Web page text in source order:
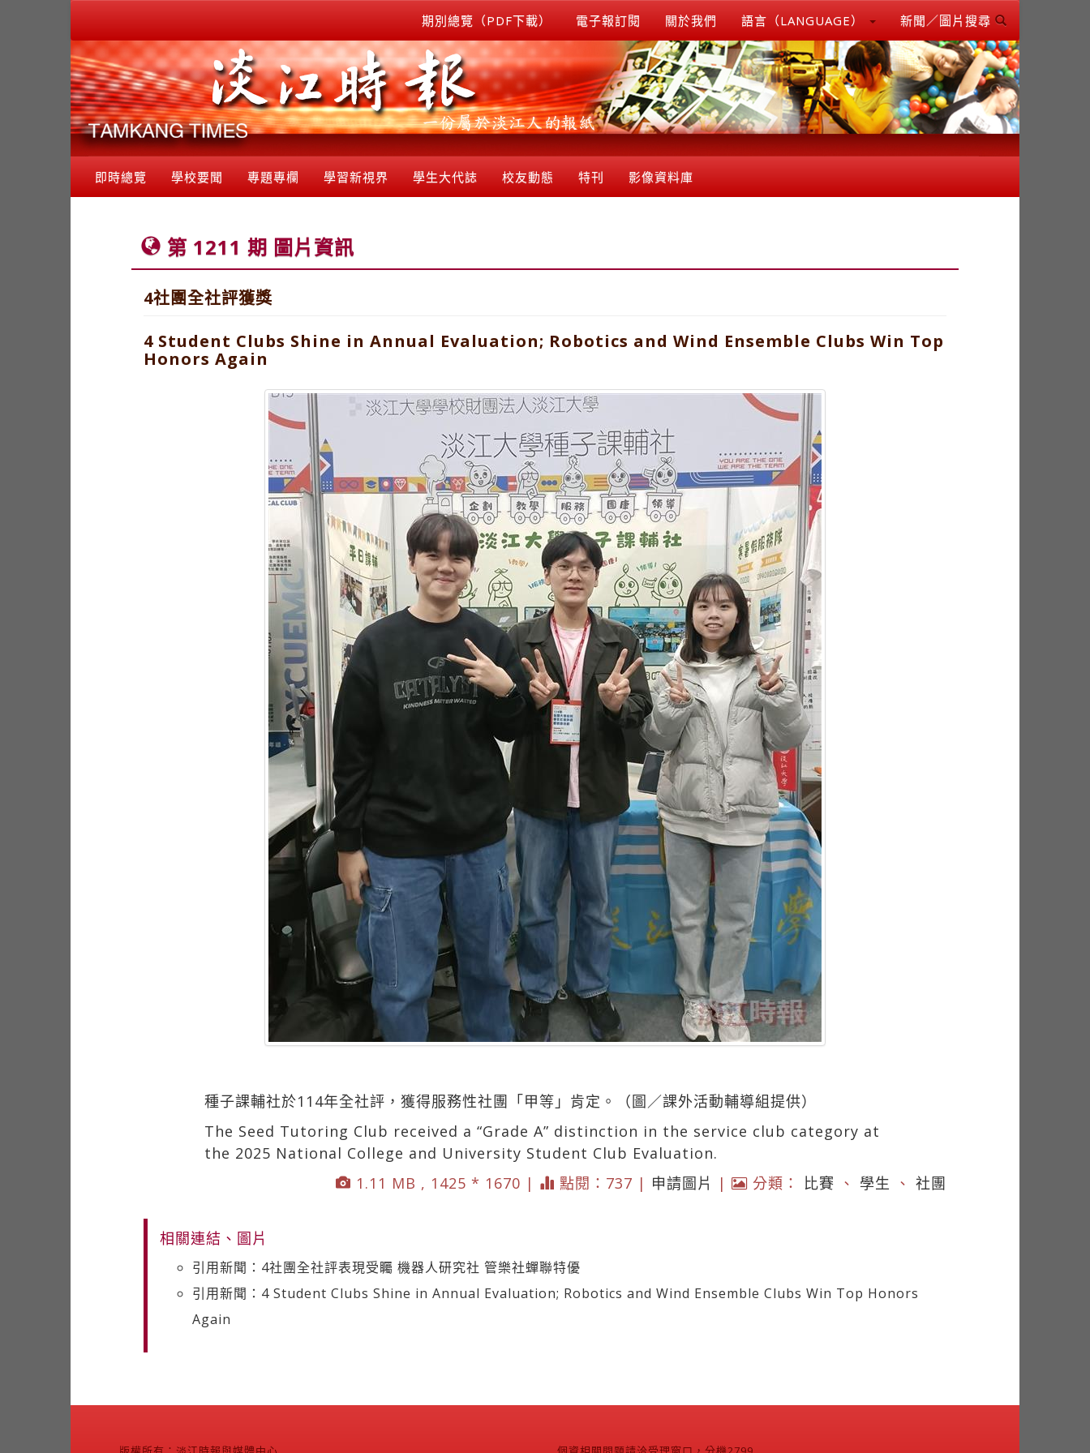
期別總覽（PDF下載） 電子報訂閱 關於我們 語言（LANGUAGE） 新聞／圖片搜尋
即時總覽 學校要聞 專題專欄 學習新視界 學生大代誌 校友動態 特刊 影像資料庫
第 1211 期 圖片資訊
4社團全社評獲獎
4 Student Clubs Shine in Annual Evaluation; Robotics and Wind Ensemble Clubs Win Top
Honors Again
種子課輔社於114年全社評，獲得服務性社團「甲等」肯定。（圖／課外活動輔導組提供）
The Seed Tutoring Club received a “Grade A” distinction in the service club category at
the 2025 National College and University Student Club Evaluation.
1.11 MB , 1425 * 1670 |
點閱：737 | 申請圖片 | 分類： 比賽 、 學生 、 社團
相關連結、圖片
引用新聞：4社團全社評表現受矚 機器人研究社 管樂社蟬聯特優
引用新聞：4 Student Clubs Shine in Annual Evaluation; Robotics and Wind Ensemble Clubs Win Top Honors
Again